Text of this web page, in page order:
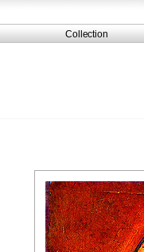
Collection